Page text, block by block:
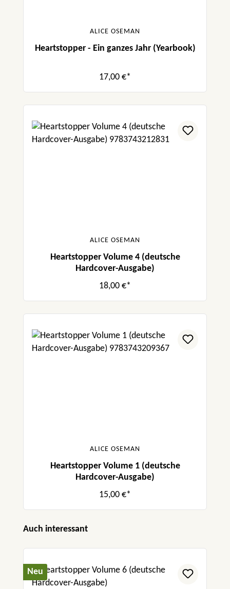
ALICE OSEMAN
Heartstopper - Ein ganzes Jahr (Yearbook)
17,00 €*
ALICE OSEMAN
Heartstopper Volume 4 (deutsche
Hardcover-Ausgabe)
18,00 €*
ALICE OSEMAN
Heartstopper Volume 1 (deutsche
Hardcover-Ausgabe)
15,00 €*
Produktgalerie überspringen
Auch interessant
Neu